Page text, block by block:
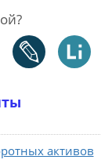
активов